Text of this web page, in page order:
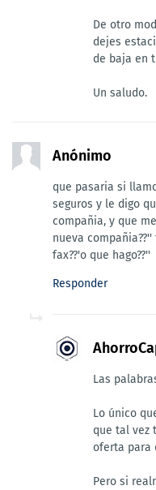
De otro
dejes
de baja en
Un saludo.
Anónimo
que pasaria si
seguros y le digo
compañia, y que
nueva
fax??'o que hago??''
Responder
Las
Lo único
que tal vez
oferta para
Pero si